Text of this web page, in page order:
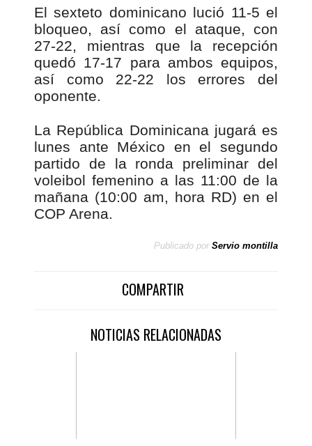
El sexteto dominicano lució 11-5 el
bloqueo, así como el ataque, con
27-22, mientras que la recepción
quedó 17-17 para ambos equipos,
así como 22-22 los errores del
oponente.
La República Dominicana jugará es
lunes ante México en el segundo
partido de la ronda preliminar del
voleibol femenino a las 11:00 de la
mañana (10:00 am, hora RD) en el
COP Arena.
Publicado por Servio montilla
COMPARTIR
NOTICIAS RELACIONADAS